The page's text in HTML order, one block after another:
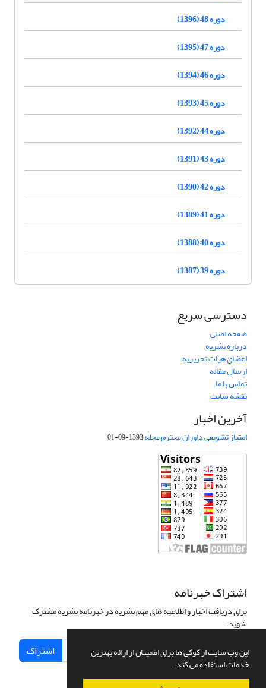
این وب سایت از کوکی ها برای اطمینان از ارائه بهترین
خدمات استفاده می کند.
دوره 48 (1396)
دوره 47 (1395)
دوره 46 (1394)
دوره 45 (1393)
دوره 44 (1392)
دوره 43 (1391)
دوره 42 (1390)
دوره 41 (1389)
دوره 40 (1388)
دوره 39 (1387)
دسترسی سریع
صفحه اصلی
درباره نشریه
اعضای هیات تحریریه
ارسال مقاله
تماس با ما
نقشه سایت
آخرین اخبار
امتیاز تشویقی داوران محترم مجله1393-09-01
اشتراک خبرنامه
برای دریافت اخبار و اطلاعیه های مهم نشریه در خبرنامه نشریه مشترک
شوید.
اشتراک